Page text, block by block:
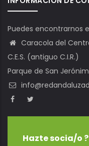
Puedes encontrarnos
Caracola del
C.E.S. (antiguo C.I.R.)
Parque de San
Hazte socia/o ?